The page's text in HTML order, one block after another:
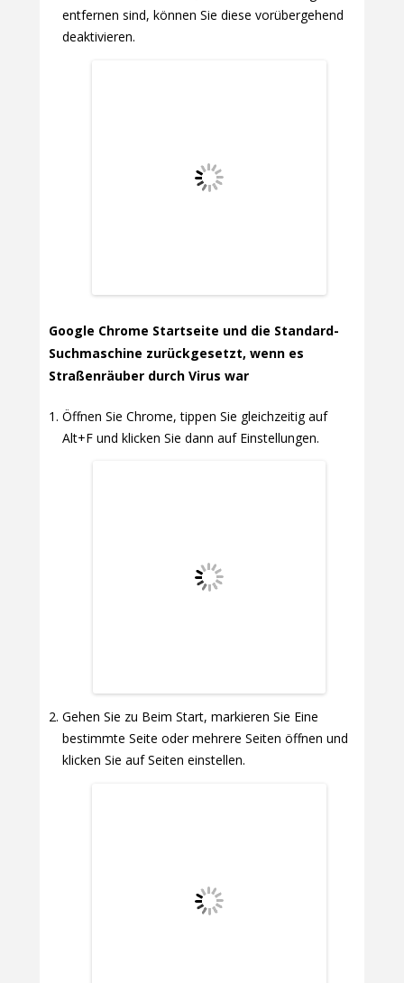
entfernen sind, können Sie diese vorübergehend
deaktivieren.
Google Chrome Startseite und die Standard-
Suchmaschine zurückgesetzt, wenn es
Straßenräuber durch Virus war
Öffnen Sie Chrome, tippen Sie gleichzeitig auf
Alt+F und klicken Sie dann auf Einstellungen.
Gehen Sie zu Beim Start, markieren Sie Eine
bestimmte Seite oder mehrere Seiten öffnen und
klicken Sie auf Seiten einstellen.